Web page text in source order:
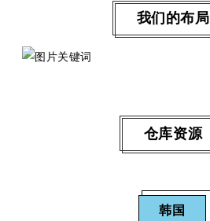
我们的布局
仓库资源
韩国